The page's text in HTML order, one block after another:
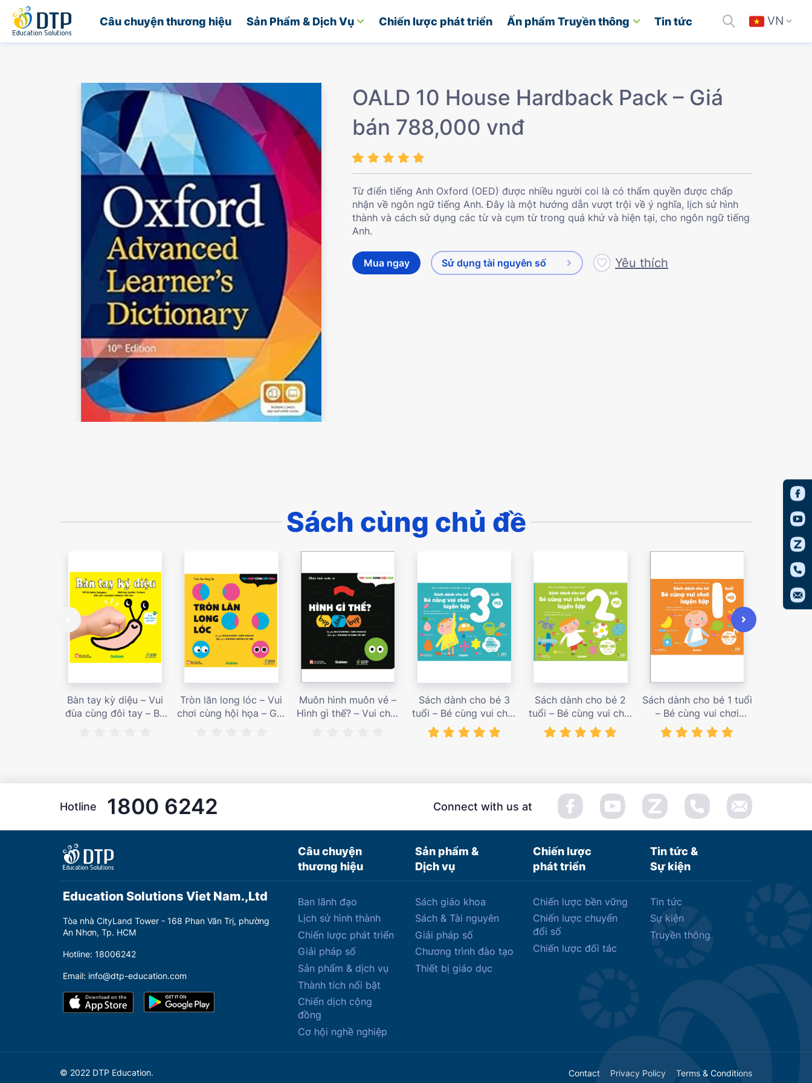
Câu chuyện thương hiệu Sản Phẩm & Dịch Vụ Chiến lược phát triển Ấn phẩm Truyền thông Tin tức VN
Trang chủ
OALD 10 House Hardback Pack – Giá
bán 788,000 vnđ
Từ điển tiếng Anh Oxford (OED) được nhiều người coi là có thẩm quyền được chấp
nhận về ngôn ngữ tiếng Anh. Đây là một hướng dẫn vượt trội về ý nghĩa, lịch sử hình
thành và cách sử dụng các từ và cụm từ trong quá khứ và hiện tại, cho ngôn ngữ tiếng
Anh.
Mua ngay Sử dụng tài nguyên số Yêu thích
Sách cùng chủ đề
Bàn tay kỳ diệu – Vui
đùa cùng đôi tay – Bé
Tròn lăn long lóc – Vui
chơi cùng hội họa – Giá
Muôn hình muôn vẻ –
Hình gì thế? – Vui chơi
Sách dành cho bé 3
tuổi – Bé cùng vui chơi
luyện tập – Sách vui
chơi tương tác tăng
Sách dành cho bé 2
tuổi – Bé cùng vui chơi
luyện tập – Sách vui
chơi tương tác Con đã
Sách dành cho bé 1 tuổi
– Bé cùng vui chơi
luyện tập – Sách vui
chơi tương tác Bé học
Hotline 1800 6242 Connect with us at
Câu chuyện
thương hiệu
Sản phẩm &
Dịch vụ
Chiến lược
phát triển
Tin tức &
Sự kiện
Education Solutions Viet Nam.,Ltd
Tòa nhà CityLand Tower - 168 Phan Văn Trị, phường
An Nhơn, Tp. HCM
Hotline: 18006242
Email: info@dtp-education.com
Ban lãnh đạo
Lịch sử hình thành
Chiến lược phát triển
Giải pháp số
Sản phẩm & dịch vụ
Thành tích nổi bật
Chiến dịch cộng
đồng
Cơ hội nghề nghiệp
Sách giáo khoa
Sách & Tài nguyên
Giải pháp số
Chương trình đào tạo
Thiết bị giáo dục
Chiến lược bền vững
Chiến lược chuyển
đổi số
Chiến lược đối tác
Tin tức
Sự kiện
Truyền thông
© 2022 DTP Education. Contact Privacy Policy Terms & Conditions